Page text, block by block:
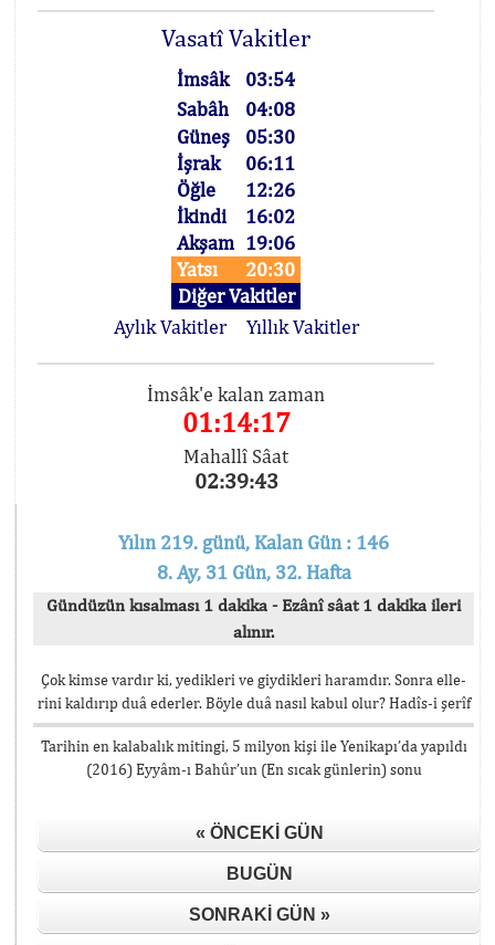
Vasatî Vakitler
İmsâk
03:54
Sabâh
04:08
Güneş
05:30
İşrak
06:11
Öğle
12:26
İkindi
16:02
Akşam 19:06
Yatsı
20:30
Diğer Vakitler
Aylık Vakitler
Yıllık Vakitler
İmsâk'e kalan zaman
01:14:16
Mahallî Sâat
02:39:44
Yılın 219. günü, Kalan Gün : 146
8. Ay, 31 Gün, 32. Hafta
Gündüzün kısalması 1 dakika - Ezânî sâat 1 dakika ileri
alınır.
Çok kimse vardır ki, yedikleri ve giydikleri haramdır. Sonra elle-
rini kaldırıp duâ ederler. Böyle duâ nasıl kabul olur? Hadîs-i şerîf
Tarihin en kalabalık mitingi, 5 milyon kişi ile Yenikapı’da yapıldı
(2016) Eyyâm-ı Bahûr’un (En sıcak günlerin) sonu
« ÖNCEKI GÜN
BUGÜN
SONRAKI GÜN »